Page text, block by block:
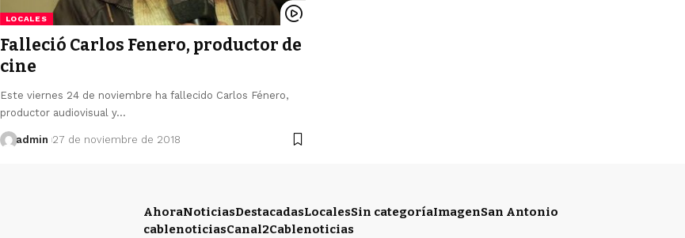
LOCALES
Falleció Carlos Fenero, productor de
cine
Este viernes 24 de noviembre ha fallecido Carlos Fénero,
productor audiovisual y…
admin 27 de noviembre de 2018
AhoraNoticiasDestacadasLocalesSin categoríaImagenSan Antonio
cablenoticiasCanal2Cablenoticias